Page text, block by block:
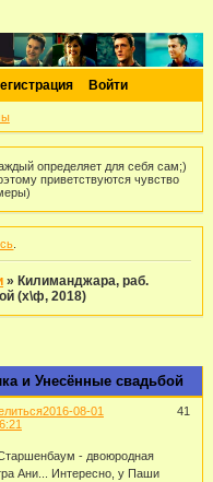
Войти
определяет для себя сам;)
приветствуются чувство
» Килиманджара, раб.
(х\ф, 2018)
и Унесённые свадьбой
41
2016-08-01
- двоюродная
Ани... Интересно, у Паши